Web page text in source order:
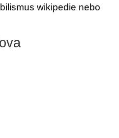
wikipedie nebo